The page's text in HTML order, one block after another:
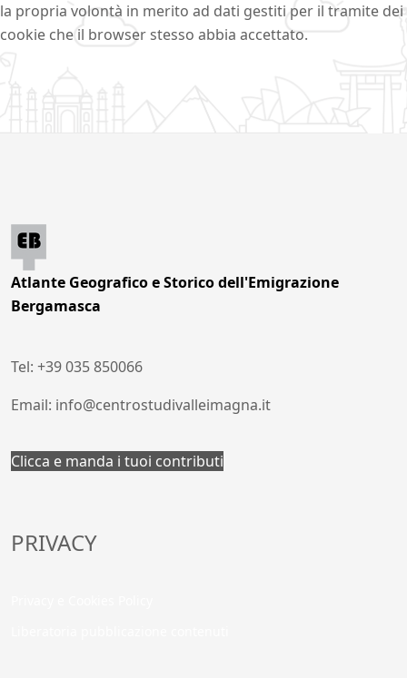
la propria volontà in merito ad dati gestiti per il tramite dei
cookie che il browser stesso abbia accettato.
Atlante Geografico e Storico dell'Emigrazione
Bergamasca
Tel: +39 035 850066
Email: info@centrostudivalleimagna.it
Clicca e manda i tuoi contributi
PRIVACY